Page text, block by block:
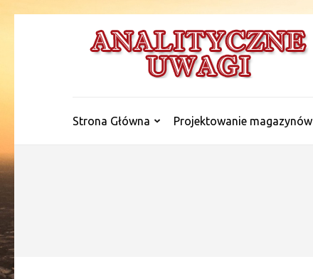
Strona Główna Projektowanie magazynów